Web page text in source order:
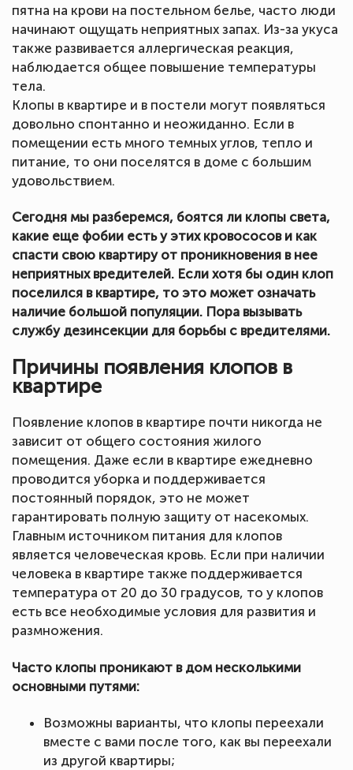
пятна на крови на постельном белье, часто люди
начинают ощущать неприятных запах. Из-за укуса
также развивается аллергическая реакция,
наблюдается общее повышение температуры
тела.
Клопы в квартире и в постели могут появляться
довольно спонтанно и неожиданно. Если в
помещении есть много темных углов, тепло и
питание, то они поселятся в доме с большим
удовольствием.
Сегодня мы разберемся, боятся ли клопы света,
какие еще фобии есть у этих кровососов и как
спасти свою квартиру от проникновения в нее
неприятных вредителей. Если хотя бы один клоп
поселился в квартире, то это может означать
наличие большой популяции. Пора вызывать
службу дезинсекции для борьбы с вредителями.
Причины появления клопов в
квартире
Появление клопов в квартире почти никогда не
зависит от общего состояния жилого
помещения. Даже если в квартире ежедневно
проводится уборка и поддерживается
постоянный порядок, это не может
гарантировать полную защиту от насекомых.
Главным источником питания для клопов
является человеческая кровь. Если при наличии
человека в квартире также поддерживается
температура от 20 до 30 градусов, то у клопов
есть все необходимые условия для развития и
размножения.
Часто клопы проникают в дом несколькими
основными путями:
Возможны варианты, что клопы переехали
вместе с вами после того, как вы переехали
из другой квартиры;